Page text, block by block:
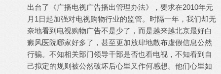
出台了《广播电视广告播出管理办法》，要求在2010年元
月1日起加强对电视购物行业的监管。时隔一年，我们却无
奈地看到电视购物广告不是少了，而是越来越北京最好白
癜风医院哪家好多了，甚至更加放肆地散布虚假信息公然
行骗。不知相关部门领导干部是否也看电视，不知看到自
己拟定的规则被公然破坏后心里又作何感想。他们心里如